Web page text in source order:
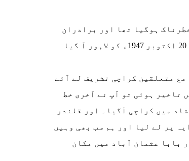
ہوگیا تھا اور برادران
وطن کے طرز عمل سے زندگی گزارنا اجیرن ہوگئی تھی۔ میں مشرقی پنجاب کے راستے دشمنوں کے حملے سے بچتا ہوا 20 اکتوبر 1947ء کو لاہور آ گیا
متعلقین کراچی تشریف لے آئے
تاخیر ہوئی تو آپ نے آخری خط
میں کراچی آگیا۔ اور قلندر
پر لے لیا اور ہم سب بھی وہیں
بابا عثمان آباد میں مکان